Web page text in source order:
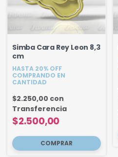
Simba Cara Rey Leon 8,3
cm
HASTA 20% OFF
COMPRANDO EN
CANTIDAD
$2.500,00
$2.250,00 con
Transferencia